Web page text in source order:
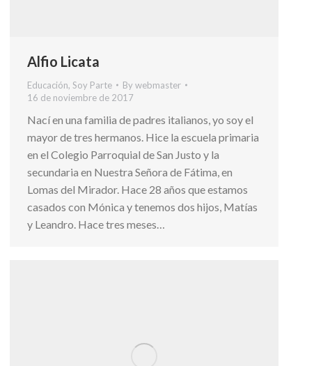
Alfio Licata
Educación, Soy Parte Bywebmaster
16 de noviembre de 2017
Nací en una familia de padres italianos, yo soy el
mayor de tres hermanos. Hice la escuela primaria
en el Colegio Parroquial de San Justo y la
secundaria en Nuestra Señora de Fátima, en
Lomas del Mirador. Hace 28 años que estamos
casados con Mónica y tenemos dos hijos, Matías
y Leandro. Hace tres meses…